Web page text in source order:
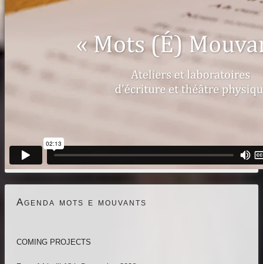
Agenda mots e mouvants
COMING PROJECTS